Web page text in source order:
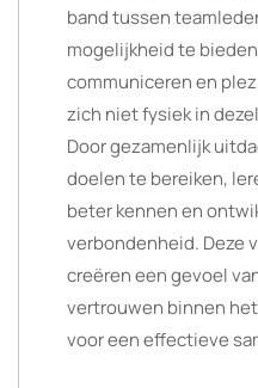
band tussen
mogelijkheid te
communiceren en
zich niet fysiek in
Door gezamenlijk
doelen te bereiken,
beter kennen en
verbondenheid. Deze
creëren een gevoel
vertrouwen binnen
voor een effectieve